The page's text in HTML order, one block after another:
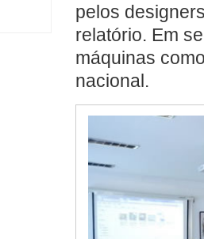
pelos
relatório. Em
máquinas
nacional.